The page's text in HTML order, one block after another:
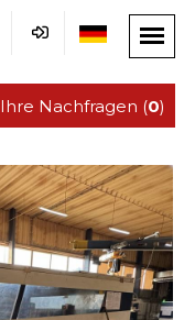
Ihre Nachfragen (0)